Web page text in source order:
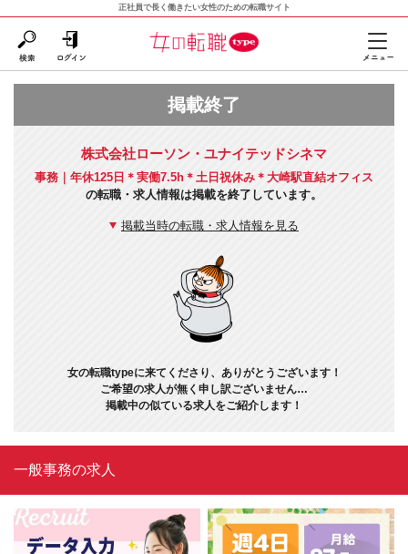
正社員で長く働きたい女性のための転職サイト
掲載終了
株式会社ローソン・ユナイテッドシネマ
事務｜年休125日＊実働7.5h＊土日祝休み＊大崎駅直結オフィス
の転職・求人情報は掲載を終了しています。
掲載当時の転職・求人情報を見る
女の転職typeに来てくださり、ありがとうございます！
ご希望の求人が無く申し訳ございません…
掲載中の似ている求人をご紹介します！
一般事務の求人